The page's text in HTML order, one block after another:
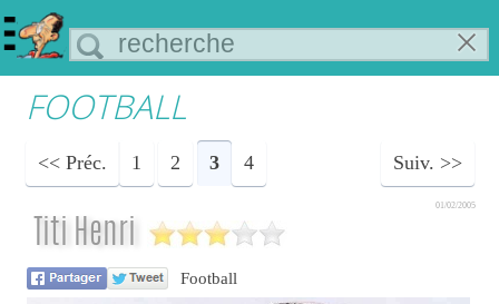
FOOTBALL
Préc. 1 2 3 4 Suiv.
Titi Henri
01/02/2005
Football